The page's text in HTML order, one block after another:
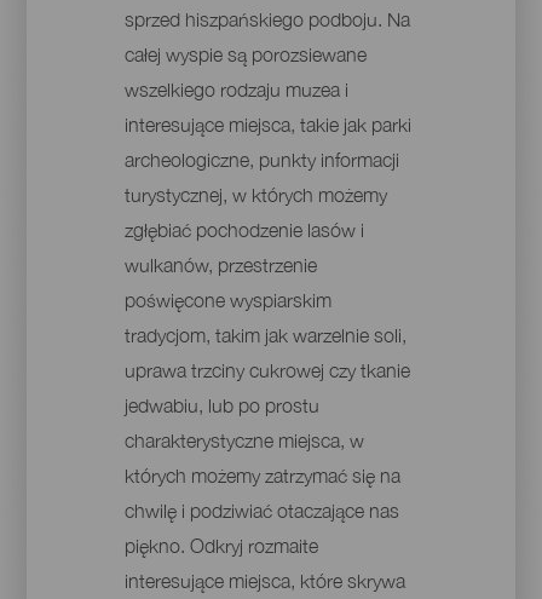
sprzed hiszpańskiego podboju. Na
całej wyspie są porozsiewane
wszelkiego rodzaju muzea i
interesujące miejsca, takie jak parki
archeologiczne, punkty informacji
turystycznej, w których możemy
zgłębiać pochodzenie lasów i
wulkanów, przestrzenie
poświęcone wyspiarskim
tradycjom, takim jak warzelnie soli,
uprawa trzciny cukrowej czy tkanie
jedwabiu, lub po prostu
charakterystyczne miejsca, w
których możemy zatrzymać się na
chwilę i podziwiać otaczające nas
piękno. Odkryj rozmaite
interesujące miejsca, które skrywa